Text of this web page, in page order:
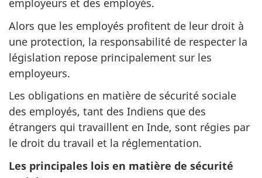
employeurs et des employés.
Alors que les employés profitent de leur droit à
une protection, la responsabilité de respecter la
législation repose principalement sur les
employeurs.
Les obligations en matière de sécurité sociale
des employés, tant des Indiens que des
étrangers qui travaillent en Inde, sont régies par
le droit du travail et la réglementation.
Les principales lois en matière de sécurité